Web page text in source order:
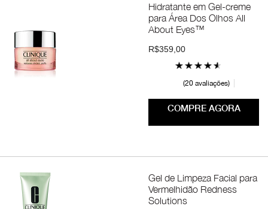
Hidratante em Gel-creme
para Área Dos Olhos All
About Eyes™
R$359,00
20 avaliações
COMPRE AGORA
Gel de Limpeza Facial para
Vermelhidão Redness
Solutions